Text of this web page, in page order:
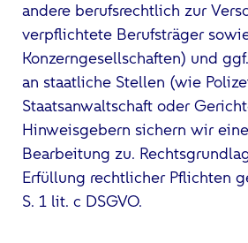
andere berufsrechtlich zur
verpflichtete Berufsträger
Konzerngesellschaften) und
an staatliche Stellen (wie
Staatsanwaltschaft oder
Hinweisgebern sichern wir
Bearbeitung zu.
Erfüllung rechtlicher Pflichten
S. 1 lit. c DSGVO.